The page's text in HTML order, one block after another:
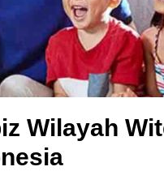
Wilayah